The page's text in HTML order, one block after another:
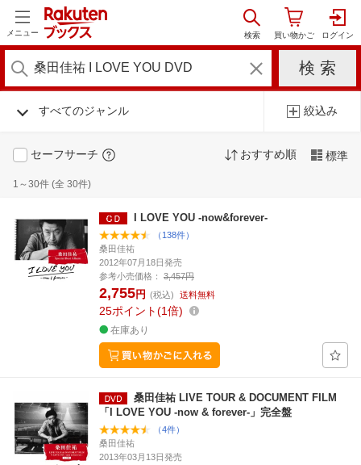
メニュー
すべてのジャンル 絞込み
セーフサーチ おすすめ順 標準
1～30件 (全 30件)
I LOVE YOU -now&forever-
（138件）
桑田佳祐
2012年07月18日発売
参考小売価格：
3,457円
2,755円 (税込) 送料無料
25ポイント 1倍
在庫あり
桑田佳祐 LIVE TOUR & DOCUMENT FILM
「I LOVE YOU -now & forever-」完全盤
（4件）
桑田佳祐
2013年03月13日発売